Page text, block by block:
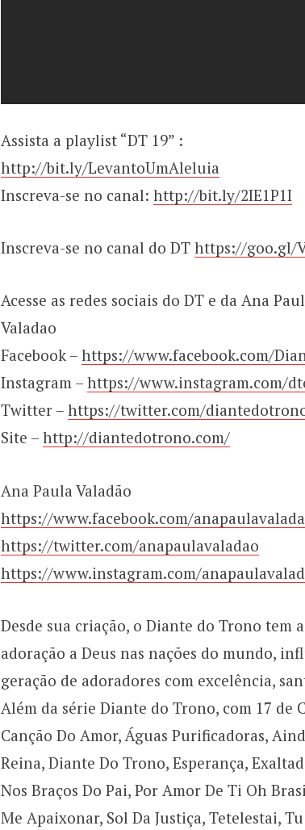
Assista a playlist “DT 19” :
http://bit.ly/LevantoUmAleluia
Inscreva-se no canal: http://bit.ly/2IE1P1I
Inscreva-se no canal do DT https://goo.gl/
Acesse as redes sociais do DT e da Ana
Valadao
Facebook – https://www.facebook.com/
Instagram – https://www.instagram.com/
Twitter – https://twitter.com/
Site – http://diantedotrono.com/
Ana Paula Valadão
https://www.facebook.com/
https://twitter.com/anapaulavaladao
https://www.instagram.com/
Desde sua criação, o Diante do Trono tem
adoração a Deus nas nações do mundo,
geração de adoradores com excelência,
Além da série Diante do Trono, com 17 de
Canção Do Amor, Águas Purificadoras,
Reina, Diante Do Trono, Esperança,
Nos Braços Do Pai, Por Amor De Ti Oh
Me Apaixonar, Sol Da Justiça, Tetelestai,